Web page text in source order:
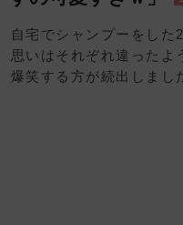
自宅でシャンプーをした
思いはそれぞれ違ったよ
爆笑する方が続出しまし